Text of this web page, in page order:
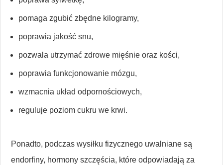
pomaga zgubić zbędne kilogramy,
poprawia jakość snu,
pozwala utrzymać zdrowe mięśnie oraz kości,
poprawia funkcjonowanie mózgu,
wzmacnia układ odpornościowych,
reguluje poziom cukru we krwi.
Ponadto, podczas wysiłku fizycznego uwalniane są
endorfiny, hormony szczęścia, które odpowiadają za